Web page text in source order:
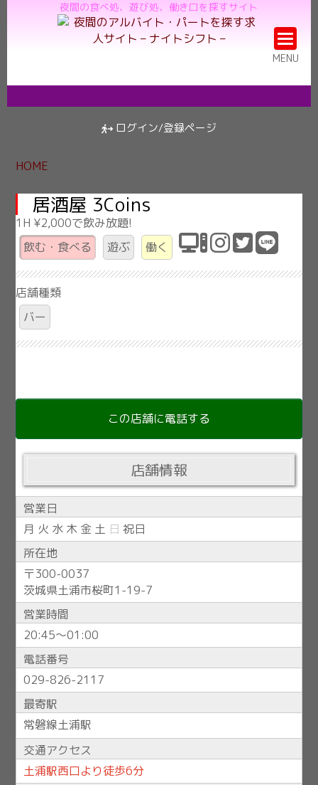
夜間の食べ処、遊び処、働き口を探すサイト
MENU
ログイン/登録ページ
HOME
居酒屋 3Coins
1H ¥2,000で飲み放題!
飲む・食べる
遊ぶ 働く
店舗種類
バー
この店舗に電話する
店舗情報
営業日
月 火 水 木 金 土 日 祝日
所在地
〒300-0037
茨城県土浦市桜町1-19-7
営業時間
20:45〜01:00
電話番号
029-826-2117
最寄駅
土浦駅
常磐線
交通アクセス
土浦駅西口より徒歩6分